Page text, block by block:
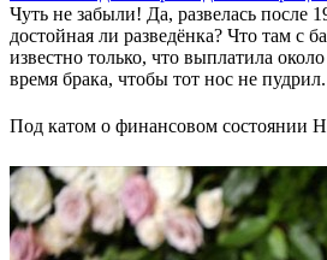
Чуть не забыли! Да, развелась после
достойная ли разведёнка? Что там с
известно только, что выплатила
время брака, чтобы тот нос не пудрил.
Под катом о финансовом состоянии